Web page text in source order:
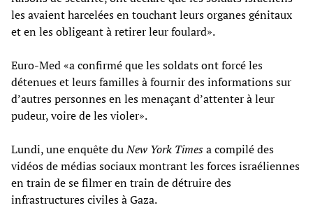
les avaient harcelées en touchant leurs organes génitaux
et en les obligeant à retirer leur foulard».
Euro-Med «a confirmé que les soldats ont forcé les
détenues et leurs familles à fournir des informations sur
d’autres personnes en les menaçant d’attenter à leur
pudeur, voire de les violer».
Lundi, une enquête duNew York Timesa compilé des
vidéos de médias sociaux montrant les forces israéliennes
en train de se filmer en train de détruire des
infrastructures civiles à Gaza.